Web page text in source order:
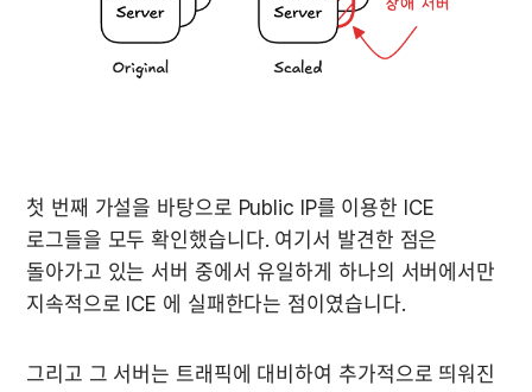
첫 번째 가설을 바탕으로 Public IP를 이용한 ICE
로그들을 모두 확인했습니다. 여기서 발견한 점은
돌아가고 있는 서버 중에서 유일하게 하나의 서버에서만
지속적으로 ICE 에 실패한다는 점이였습니다.
그리고 그 서버는 트래픽에 대비하여 추가적으로 띄워진